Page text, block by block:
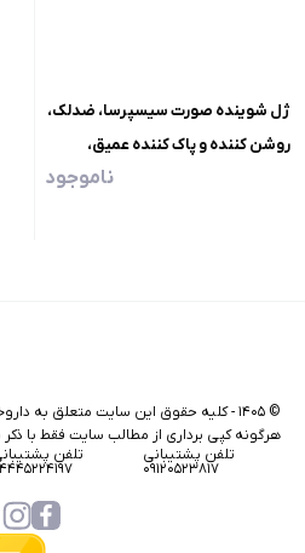
ژل شوینده صورت سیسپرسا، ضدلک،
روشن کننده و پاک کننده عمیق،
ناموجود
© ۱۴۰۵-کلیه حقوق این سایت متعلق به
هرگونه کپی برداری از مطالب سایت فقط با ذکر
تلفن پشتیبانی
۰۹۱۲۰۵۲۳۸۱۷
تلفن